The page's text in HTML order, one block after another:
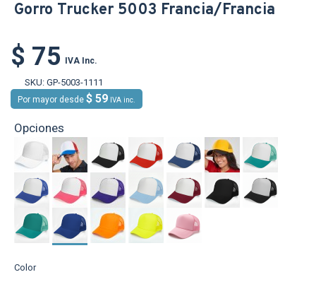
Gorro Trucker 5003 Francia/Francia
$ 75 IVA Inc.
SKU: GP-5003-1111
Por mayor desde $ 59 IVA inc.
Opciones
Color